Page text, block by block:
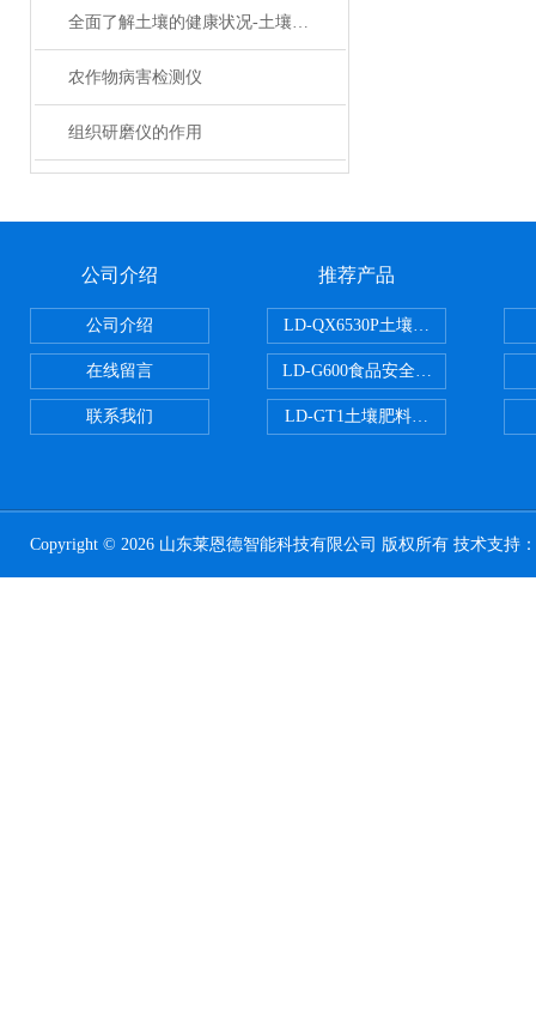
全面了解土壤的健康状况-土壤养分速测仪
农作物病害检测仪
组织研磨仪的作用
公司介绍
公司介绍
在线留言
联系我们
推荐产品
LD-QX6530P土壤氧化还原电位检
LD-G600食品安全检测仪
LD-GT1土壤肥料养分检测仪
Copyright © 2026 山东莱恩德智能科技有限公司 版权所有 技术支持：